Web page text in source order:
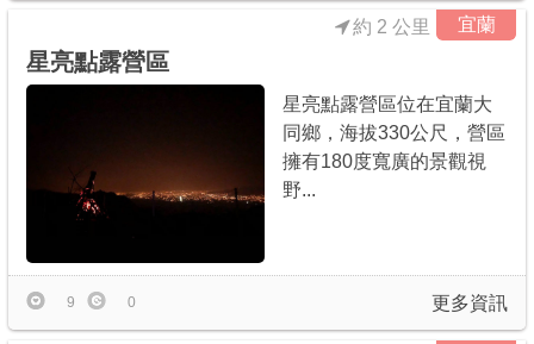
宜蘭
星亮點露營區
約 2 公里
星亮點露營區位在宜蘭大
同鄉，海拔330公尺，營區
擁有180度寬廣的景觀視
野...
更多資訊
9 0